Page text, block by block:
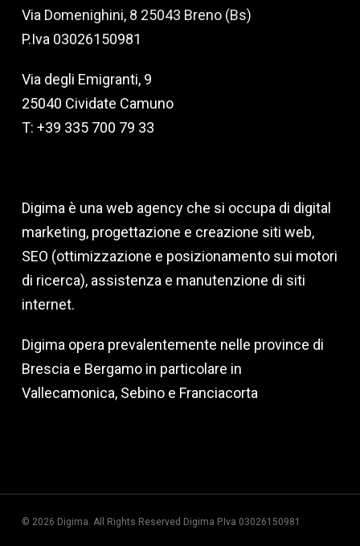
Via Domenighini, 8 25043 Breno (Bs)
P.Iva 03026150981
Via degli Emigranti, 9
25040 Cividate Camuno
T: +39 335 700 79 33
Digima è una web agency che si occupa di digital
marketing, progettazione e creazione siti web,
SEO (ottimizzazione e posizionamento sui motori
di ricerca), assistenza e manutenzione di siti
internet.
Digima opera prevalentemente nelle province di
Brescia e Bergamo in particolare in
Vallecamonica, Sebino e Franciacorta
© 2026 Digima. All Rights Reserved Digima P.Iva 03026150981